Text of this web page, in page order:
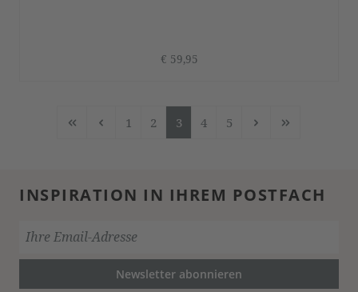
€ 59,95
Seite
1 Seite
2 Seite
3 Seite
4 Seite
5
INSPIRATION IN IHREM POSTFACH
Newsletter abonnieren